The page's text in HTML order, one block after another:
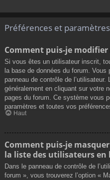
Préférences et
Comment puis-je modifier
Si vous êtes un utilisateur inscrit,
la base de données du forum.
panneau de contrôle de
généralement en cliquant sur votre
pages du forum. Ce système vous
paramètres et toutes vos
Haut
Comment puis-je
la liste des utilisateurs en
Dans le panneau de contrôle de
forum », vous trouverez l’option «